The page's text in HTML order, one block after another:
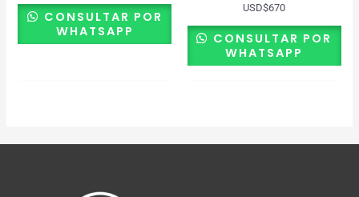
CONSULTAR POR
WHATSAPP
USD$670
CONSULTAR POR
WHATSAPP